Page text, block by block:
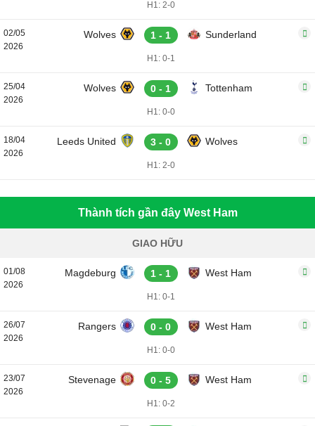
H1: 2-0
02/05
2026
Wolves 1 - 1 Sunderland
H1: 0-1
25/04
2026
Wolves 0 - 1 Tottenham
H1: 0-0
18/04
2026
Leeds United 3 - 0 Wolves
H1: 2-0
Thành tích gần đây West Ham
GIAO HỮU
01/08
2026
Magdeburg 1 - 1 West Ham
H1: 0-1
26/07
2026
Rangers 0 - 0 West Ham
H1: 0-0
23/07
2026
Stevenage 0 - 5 West Ham
H1: 0-2